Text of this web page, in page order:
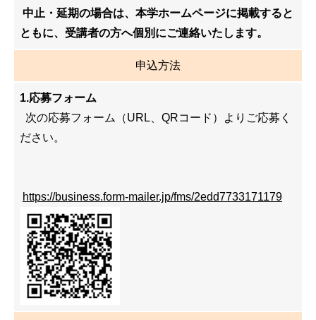
中止・延期の場合は、本学ホームページに掲載すると
ともに、受講者の方へ個別にご連絡いたします。
申込方法
1.応募フォーム
次の応募フォーム（URL、QRコード）よりご応募く
ださい。
https://business.form-mailer.jp/fms/2edd7733171179